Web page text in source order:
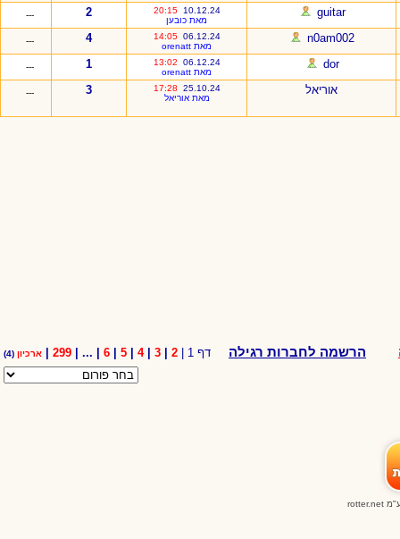
guitar
10.12.24
20:15
מאת כובען
2
---
n0am002
06.12.24
14:05
מאת orenatt
4
---
dor
06.12.24
13:02
מאת orenatt
1
---
אוריאל 25.10.24
17:28
מאת אוריאל
3
---
הרשמה לחברות רגילה דף 1 | 2
3
|
4
5
6
| ... |
299 ארכיון (4)
rotter.net